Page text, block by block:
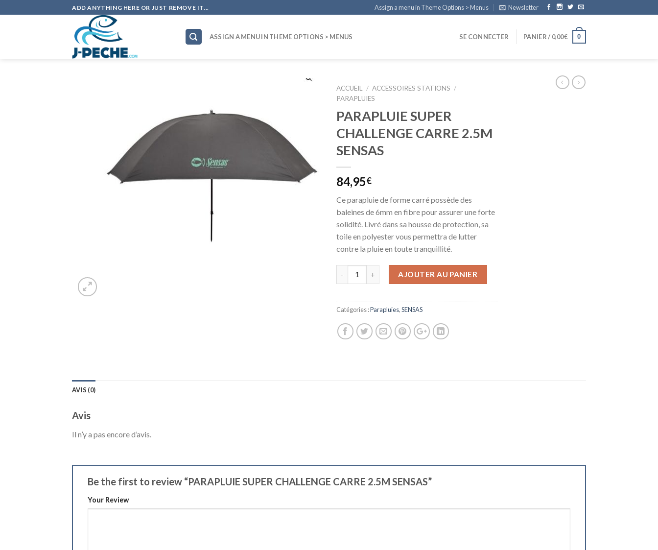
to
ADD ANYTHING HERE OR JUST REMOVE IT... Assign a menu in Theme Options > Menus Newsletter
ASSIGN A MENU IN THEME OPTIONS > MENUS SE CONNECTER PANIER / 0,00€ 0
ACCUEIL / ACCESSOIRES STATIONS /
PARAPLUIES
PARAPLUIE SUPER
CHALLENGE CARRE 2.5M
SENSAS
84,95€
Ce parapluie de forme carré possède des
baleines de 6mm en fibre pour assurer une forte
solidité. Livré dans sa housse de protection, sa
toile en polyester vous permettra de lutter
contre la pluie en toute tranquillité.
AJOUTER AU PANIER
Catégories :Parapluies,SENSAS
AVIS (0)
Avis
Il n’y a pas encore d’avis.
Be the first to review “PARAPLUIE SUPER CHALLENGE CARRE 2.5M SENSAS”
Your Review